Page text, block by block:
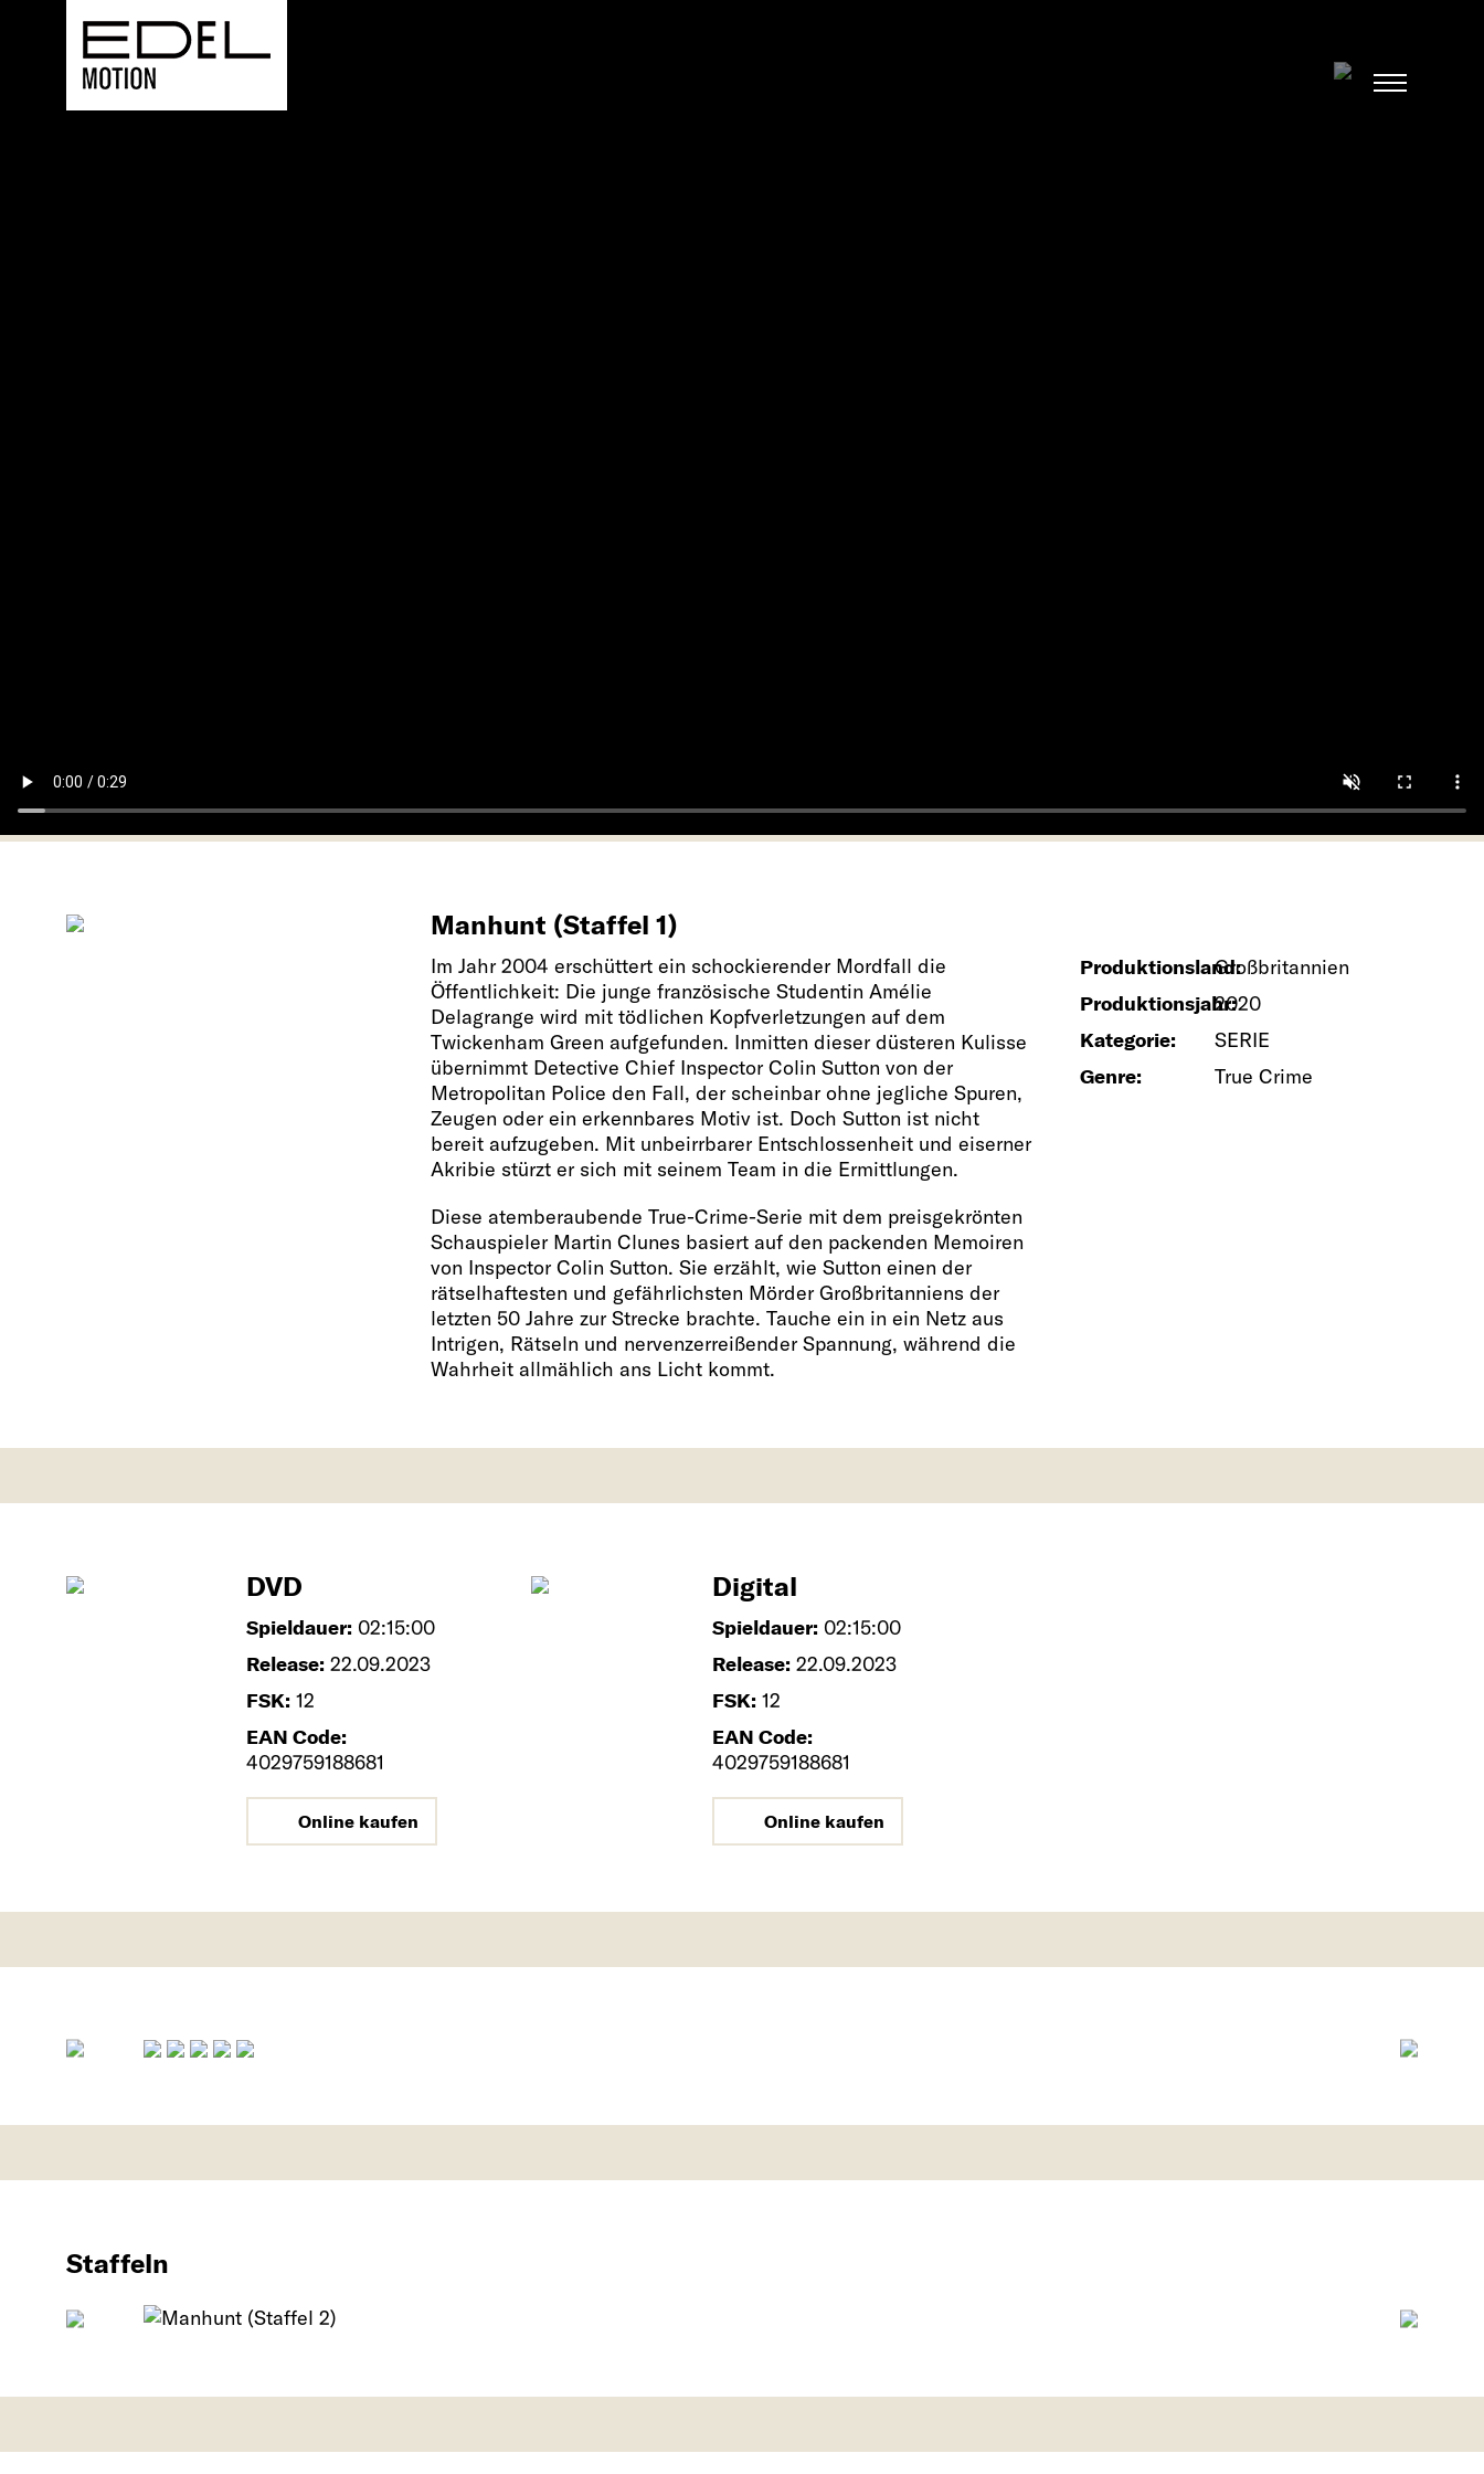
Manhunt (Staffel 1)
Im Jahr 2004 erschüttert ein schockierender Mordfall die
Öffentlichkeit: Die junge französische Studentin Amélie
Delagrange wird mit tödlichen Kopfverletzungen auf dem
Twickenham Green aufgefunden. Inmitten dieser düsteren Kulisse
übernimmt Detective Chief Inspector Colin Sutton von der
Metropolitan Police den Fall, der scheinbar ohne jegliche Spuren,
Zeugen oder ein erkennbares Motiv ist. Doch Sutton ist nicht
bereit aufzugeben. Mit unbeirrbarer Entschlossenheit und eiserner
Akribie stürzt er sich mit seinem Team in die Ermittlungen.
Diese atemberaubende True-Crime-Serie mit dem preisgekrönten
Schauspieler Martin Clunes basiert auf den packenden Memoiren
von Inspector Colin Sutton. Sie erzählt, wie Sutton einen der
rätselhaftesten und gefährlichsten Mörder Großbritanniens der
letzten 50 Jahre zur Strecke brachte. Tauche ein in ein Netz aus
Intrigen, Rätseln und nervenzerreißender Spannung, während die
Wahrheit allmählich ans Licht kommt.
Produktionsland:Großbritannien
Produktionsjahr:2020
Kategorie:
SERIE
Genre:
True Crime
DVD
Spieldauer: 02:15:00
Release: 22.09.2023
FSK: 12
EAN Code:
4029759188681
Online kaufen
Digital
Spieldauer: 02:15:00
Release: 22.09.2023
FSK: 12
EAN Code:
4029759188681
Online kaufen
Staffeln